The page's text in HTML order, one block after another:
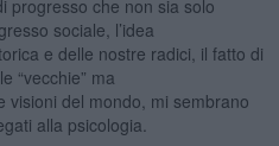
progresso che non sia solo
sociale, l’idea
e delle nostre radici, il fatto di
“vecchie” ma
visioni del mondo, mi sembrano
alla psicologia.